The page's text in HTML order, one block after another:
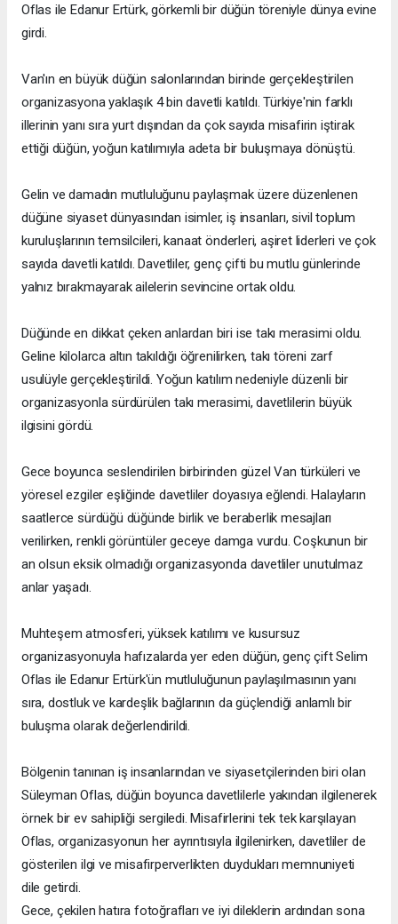
Oflas ile Edanur Ertürk, görkemli bir düğün töreniyle dünya evine
girdi.
Van'ın en büyük düğün salonlarından birinde gerçekleştirilen
organizasyona yaklaşık 4 bin davetli katıldı. Türkiye'nin farklı
illerinin yanı sıra yurt dışından da çok sayıda misafirin iştirak
ettiği düğün, yoğun katılımıyla adeta bir buluşmaya dönüştü.
Gelin ve damadın mutluluğunu paylaşmak üzere düzenlenen
düğüne siyaset dünyasından isimler, iş insanları, sivil toplum
kuruluşlarının temsilcileri, kanaat önderleri, aşiret liderleri ve çok
sayıda davetli katıldı. Davetliler, genç çifti bu mutlu günlerinde
yalnız bırakmayarak ailelerin sevincine ortak oldu.
Düğünde en dikkat çeken anlardan biri ise takı merasimi oldu.
Geline kilolarca altın takıldığı öğrenilirken, takı töreni zarf
usulüyle gerçekleştirildi. Yoğun katılım nedeniyle düzenli bir
organizasyonla sürdürülen takı merasimi, davetlilerin büyük
ilgisini gördü.
Gece boyunca seslendirilen birbirinden güzel Van türküleri ve
yöresel ezgiler eşliğinde davetliler doyasıya eğlendi. Halayların
saatlerce sürdüğü düğünde birlik ve beraberlik mesajları
verilirken, renkli görüntüler geceye damga vurdu. Coşkunun bir
an olsun eksik olmadığı organizasyonda davetliler unutulmaz
anlar yaşadı.
Muhteşem atmosferi, yüksek katılımı ve kusursuz
organizasyonuyla hafızalarda yer eden düğün, genç çift Selim
Oflas ile Edanur Ertürk'ün mutluluğunun paylaşılmasının yanı
sıra, dostluk ve kardeşlik bağlarının da güçlendiği anlamlı bir
buluşma olarak değerlendirildi.
Bölgenin tanınan iş insanlarından ve siyasetçilerinden biri olan
Süleyman Oflas, düğün boyunca davetlilerle yakından ilgilenerek
örnek bir ev sahipliği sergiledi. Misafirlerini tek tek karşılayan
Oflas, organizasyonun her ayrıntısıyla ilgilenirken, davetliler de
gösterilen ilgi ve misafirperverlikten duydukları memnuniyeti
dile getirdi.
Gece, çekilen hatıra fotoğrafları ve iyi dileklerin ardından sona